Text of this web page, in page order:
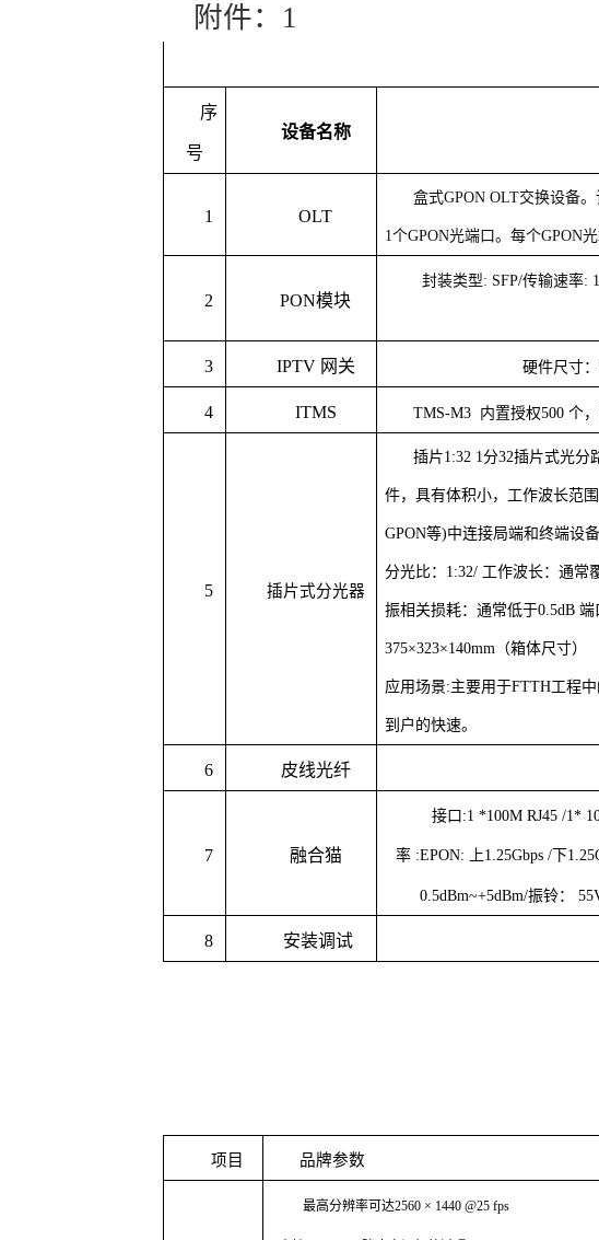
附件： 1
序
号
设备名称
1 OLT
盒式GPON OLT交换设备
1个GPON光端口。每个GPON
2 PON模块
封装类型: SFP/传输速率:
3 IPTV 网关 硬件尺寸：
4 ITMS TMS-M3 内置授权500个
5 插片式分光器
插片1:32 1分32插片式光
件，具有体积小，工作波长范
GPON等)中连接局端和终端设
分光比： 1:32/ 工作波长：通常
振相关损耗：通常低于0.5dB
375×323×140mm（箱体尺寸）
应用场景:主要用于FTTH工程
到户的快速。
6 皮线光纤
7 融合猫
接口 :1 *100M RJ45 /1*
率 :EPON: 上1.25Gbps / 下
0.5dBm~+5dBm/振铃：
8 安装调试
项目 品牌参数
最高分辨率可达2560 × 1440 @25 fps